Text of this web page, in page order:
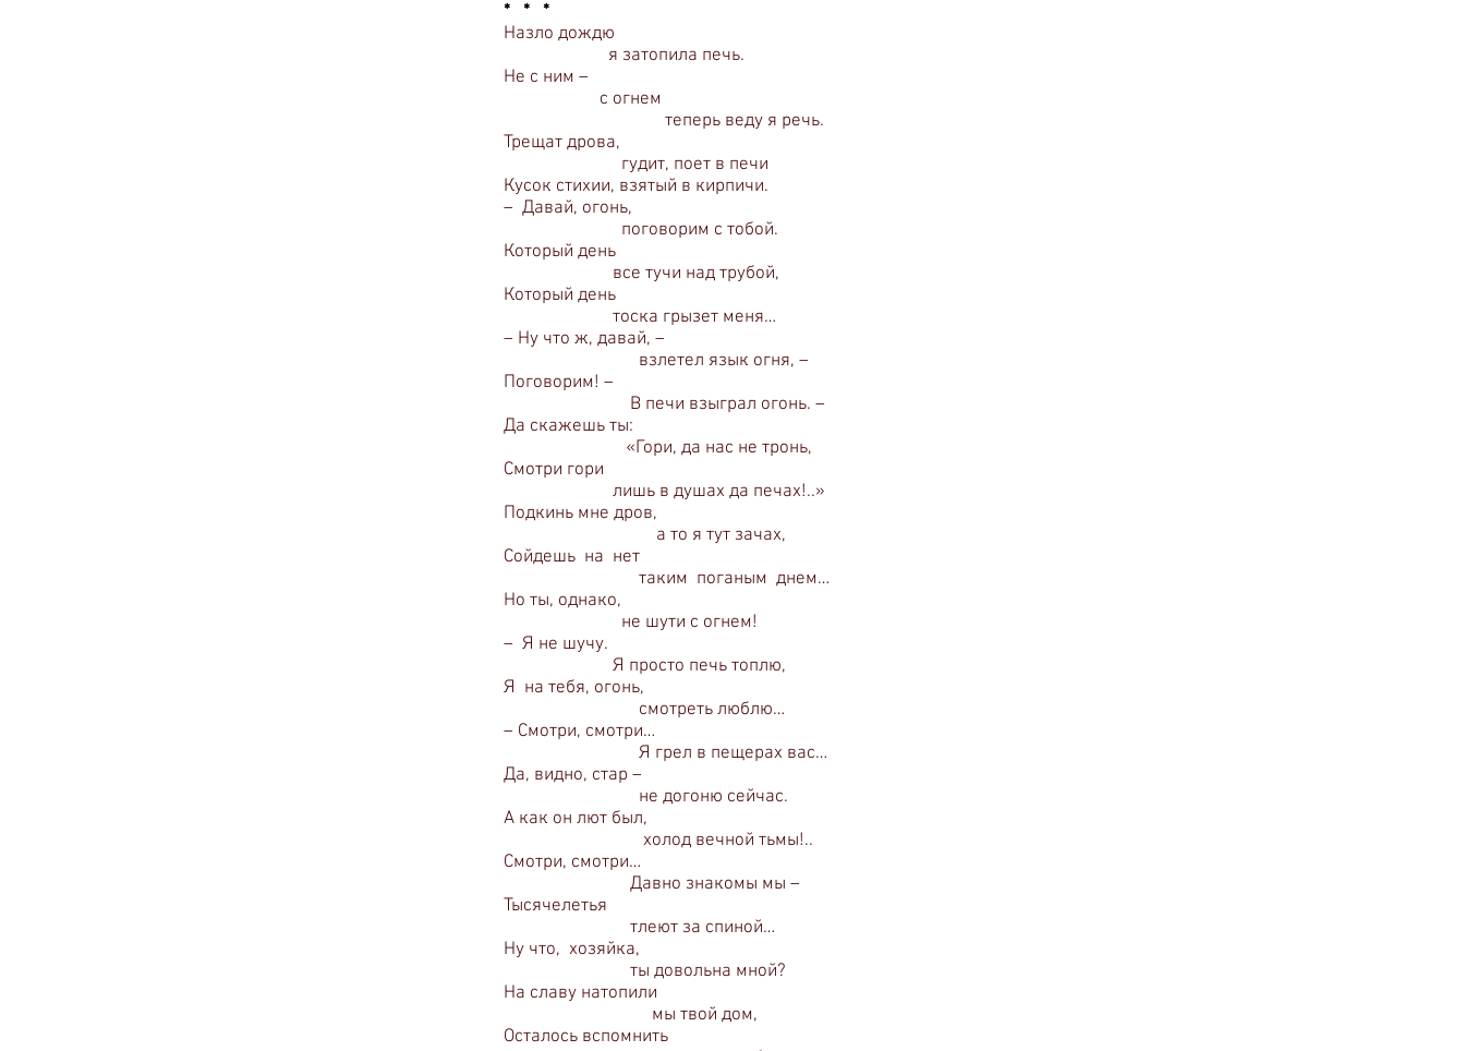
* * *
Назло дождю
я затопила печь.
Не с ним –
с огнем
теперь веду я речь.
Трещат дрова,
гудит, поет в печи
Кусок стихии, взятый в кирпичи.
– Давай, огонь,
поговорим с тобой.
Который день
все тучи над трубой,
Который день
тоска грызет меня…
– Ну что ж, давай, –
взлетел язык огня, –
Поговорим! –
В печи взыграл огонь. –
Да скажешь ты:
«Гори, да нас не тронь,
Смотри гори
лишь в душах да печах!..»
Подкинь мне дров,
а то я тут зачах,
Сойдешь на нет
таким поганым днем…
Но ты, однако,
не шути с огнем!
– Я не шучу.
Я просто печь топлю,
Я на тебя, огонь,
смотреть люблю…
– Смотри, смотри…
Я грел в пещерах вас…
Да, видно, стар –
не догоню сейчас.
А как он лют был,
холод вечной тьмы!..
Смотри, смотри…
Давно знакомы мы –
Тысячелетья
тлеют за спиной…
Ну что, хозяйка,
ты довольна мной?
На славу натопили
мы твой дом,
Осталось вспомнить